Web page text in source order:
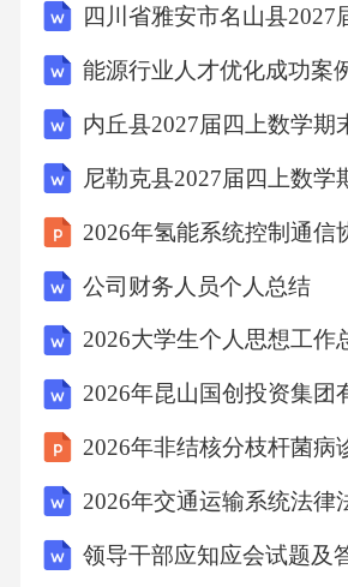
的民生项目，包括通村公路、农
程、村级服务中心建设等，这类
在未办理施工许可、甚至未完
的情况下就擅自开工建设，截至
个项目未完成补审批手续；有9
不符问题，实际建设内容、建设
算和审批内容不一致，其中5个
设内容、提高建设标准，突破
履行变更审批程序，2个项目擅
容，压缩投资规模，未办理变更
究不深入，导致项目实施过程
计，最长的项目设计变更次数达
2026年氢能系统控制通信
公司财务人员个人总结
2026大学生个人思想工作
领导干部应知应会试题及